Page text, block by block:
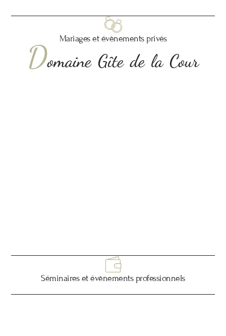
Mariages et évènements privés
Domaine Gîte de la Cour
Séminaires et évènements professionnels